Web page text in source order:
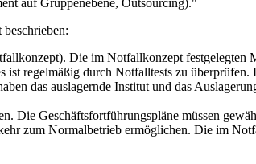
Die im Notfallkonzept festgelegten
regelmäßig durch Notfalltests zu
das auslagernde Institut und das
Die Geschäftsfortführungspläne müssen
zum Normalbetrieb ermöglichen. Die im